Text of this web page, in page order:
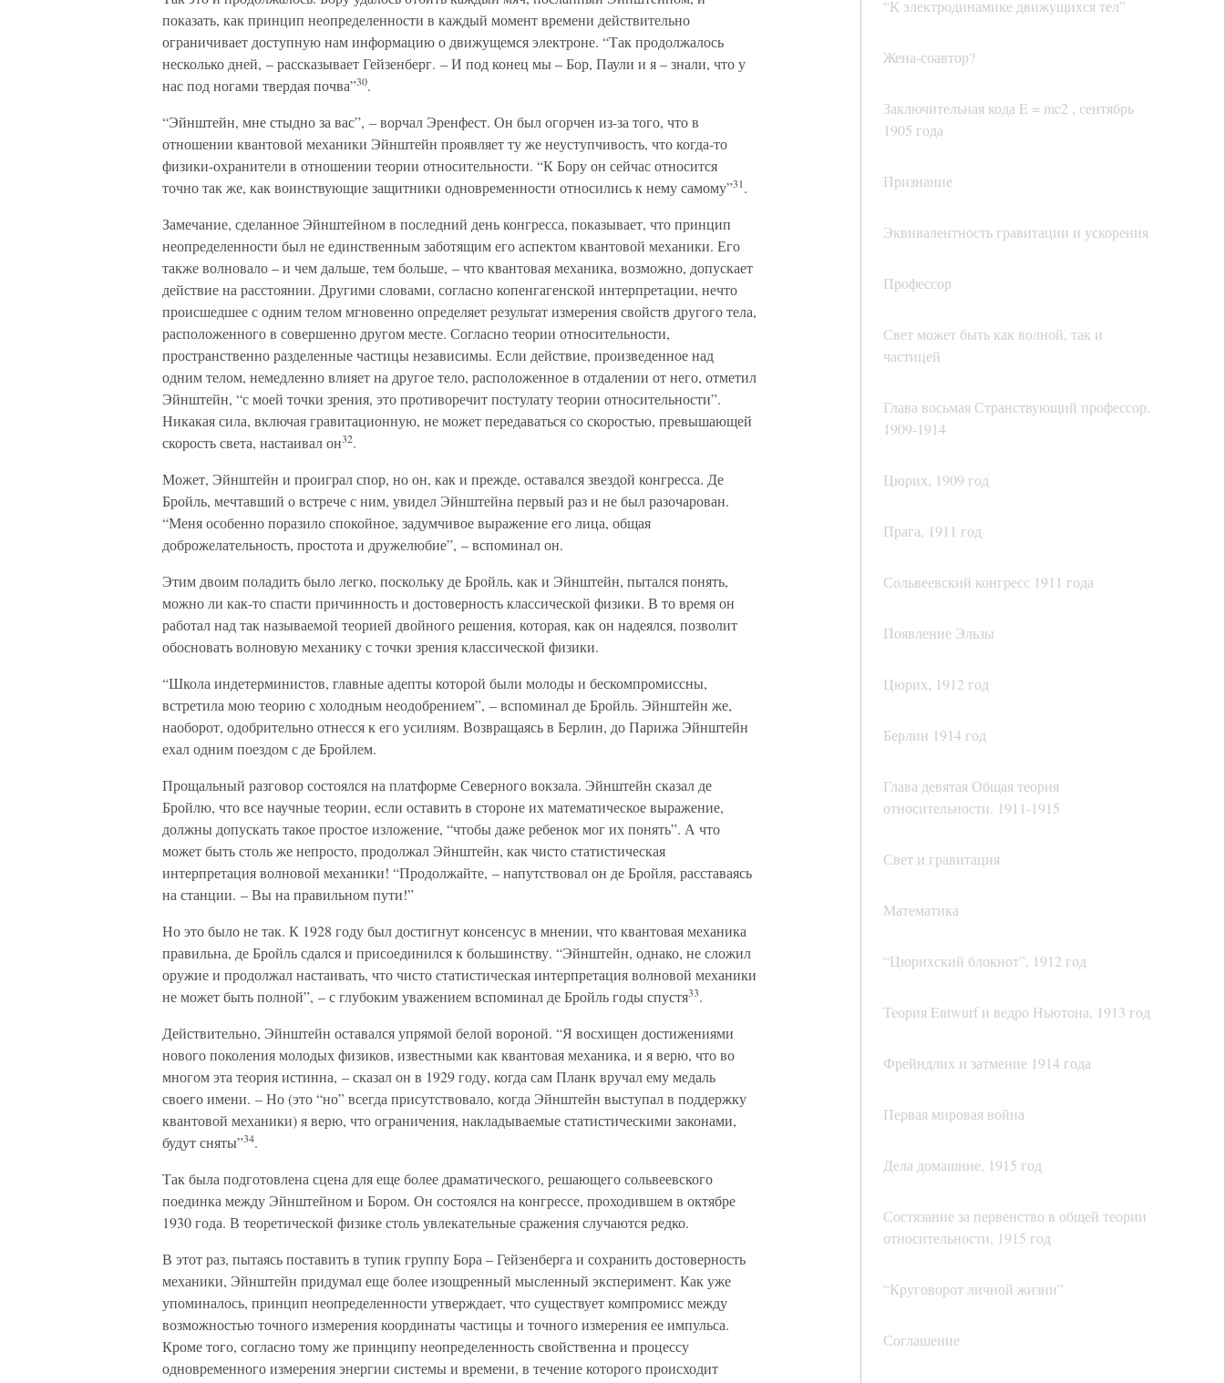
“К электродинамике движущихся тел”
Жена-соавтор?
Заключительная кода E = mc2 , сентябрь
1905 года
Признание
Эквивалентность гравитации и ускорения
Профессор
Свет может быть как волной, так и
частицей
Глава восьмая Странствующий профессор.
1909-1914
Цюрих, 1909 год
Прага, 1911 год
Сольвеевский конгресс 1911 года
Появление Эльзы
Цюрих, 1912 год
Берлин 1914 год
Глава девятая Общая теория
относительности. 1911-1915
Свет и гравитация
Математика
“Цюрихский блокнот”, 1912 год
Теория Entwurf и ведро Ньютона, 1913 год
Фрейндлих и затмение 1914 года
Первая мировая война
Дела домашние, 1915 год
Состязание за первенство в общей теории
относительности, 1915 год
“Круговорот личной жизни”
Соглашение
показать, как принцип неопределенности в каждый момент времени действительно
ограничивает доступную нам информацию о движущемся электроне. “Так продолжалось
несколько дней, – рассказывает Гейзенберг. – И под конец мы – Бор, Паули и я – знали, что у
нас под ногами твердая почва”30.
“Эйнштейн, мне стыдно за вас”, – ворчал Эренфест. Он был огорчен из-за того, что в
отношении квантовой механики Эйнштейн проявляет ту же неуступчивость, что когда-то
физики-охранители в отношении теории относительности. “К Бору он сейчас относится
точно так же, как воинствующие защитники одновременности относились к нему самому”31.
Замечание, сделанное Эйнштейном в последний день конгресса, показывает, что принцип
неопределенности был не единственным заботящим его аспектом квантовой механики. Его
также волновало – и чем дальше, тем больше, – что квантовая механика, возможно, допускает
действие на расстоянии. Другими словами, согласно копенгагенской интерпретации, нечто
происшедшее с одним телом мгновенно определяет результат измерения свойств другого тела,
расположенного в совершенно другом месте. Согласно теории относительности,
пространственно разделенные частицы независимы. Если действие, произведенное над
одним телом, немедленно влияет на другое тело, расположенное в отдалении от него, отметил
Эйнштейн, “с моей точки зрения, это противоречит постулату теории относительности”.
Никакая сила, включая гравитационную, не может передаваться со скоростью, превышающей
скорость света, настаивал он32.
Может, Эйнштейн и проиграл спор, но он, как и прежде, оставался звездой конгресса. Де
Бройль, мечтавший о встрече с ним, увидел Эйнштейна первый раз и не был разочарован.
“Меня особенно поразило спокойное, задумчивое выражение его лица, общая
доброжелательность, простота и дружелюбие”, – вспоминал он.
Этим двоим поладить было легко, поскольку де Бройль, как и Эйнштейн, пытался понять,
можно ли как-то спасти причинность и достоверность классической физики. В то время он
работал над так называемой теорией двойного решения, которая, как он надеялся, позволит
обосновать волновую механику с точки зрения классической физики.
“Школа индетерминистов, главные адепты которой были молоды и бескомпромиссны,
встретила мою теорию с холодным неодобрением”, – вспоминал де Бройль. Эйнштейн же,
наоборот, одобрительно отнесся к его усилиям. Возвращаясь в Берлин, до Парижа Эйнштейн
ехал одним поездом с де Бройлем.
Прощальный разговор состоялся на платформе Северного вокзала. Эйнштейн сказал де
Бройлю, что все научные теории, если оставить в стороне их математическое выражение,
должны допускать такое простое изложение, “чтобы даже ребенок мог их понять”. А что
может быть столь же непросто, продолжал Эйнштейн, как чисто статистическая
интерпретация волновой механики! “Продолжайте, – напутствовал он де Бройля, расставаясь
на станции. – Вы на правильном пути!”
Но это было не так. К 1928 году был достигнут консенсус в мнении, что квантовая механика
правильна, де Бройль сдался и присоединился к большинству. “Эйнштейн, однако, не сложил
оружие и продолжал настаивать, что чисто статистическая интерпретация волновой механики
не может быть полной”, – с глубоким уважением вспоминал де Бройль годы спустя33.
Действительно, Эйнштейн оставался упрямой белой вороной. “Я восхищен достижениями
нового поколения молодых физиков, известными как квантовая механика, и я верю, что во
многом эта теория истинна, – сказал он в 1929 году, когда сам Планк вручал ему медаль
своего имени. – Но (это “но” всегда присутствовало, когда Эйнштейн выступал в поддержку
квантовой механики) я верю, что ограничения, накладываемые статистическими законами,
будут сняты”34.
Так была подготовлена сцена для еще более драматического, решающего сольвеевского
поединка между Эйнштейном и Бором. Он состоялся на конгрессе, проходившем в октябре
1930 года. В теоретической физике столь увлекательные сражения случаются редко.
В этот раз, пытаясь поставить в тупик группу Бора – Гейзенберга и сохранить достоверность
механики, Эйнштейн придумал еще более изощренный мысленный эксперимент. Как уже
упоминалось, принцип неопределенности утверждает, что существует компромисс между
возможностью точного измерения координаты частицы и точного измерения ее импульса.
Кроме того, согласно тому же принципу неопределенность свойственна и процессу
одновременного измерения энергии системы и времени, в течение которого происходит